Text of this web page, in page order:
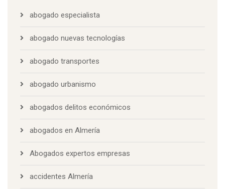
abogado especialista
abogado nuevas tecnologías
abogado transportes
abogado urbanismo
abogados delitos económicos
abogados en Almería
Abogados expertos empresas
accidentes Almería